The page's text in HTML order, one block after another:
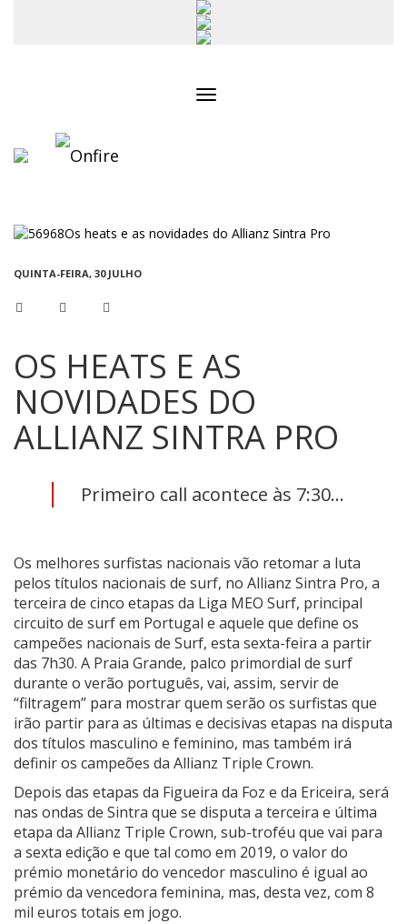
QUINTA-FEIRA, 30 JULHO
OS HEATS E AS
NOVIDADES DO
ALLIANZ SINTRA PRO
Primeiro call acontece às 7:30...
Os melhores surfistas nacionais vão retomar a luta
pelos títulos nacionais de surf, no Allianz Sintra Pro, a
terceira de cinco etapas da Liga MEO Surf, principal
circuito de surf em Portugal e aquele que define os
campeões nacionais de Surf, esta sexta-feira a partir
das 7h30. A Praia Grande, palco primordial de surf
durante o verão português, vai, assim, servir de
“filtragem” para mostrar quem serão os surfistas que
irão partir para as últimas e decisivas etapas na disputa
dos títulos masculino e feminino, mas também irá
definir os campeões da Allianz Triple Crown.
Depois das etapas da Figueira da Foz e da Ericeira, será
nas ondas de Sintra que se disputa a terceira e última
etapa da Allianz Triple Crown, sub-troféu que vai para
a sexta edição e que tal como em 2019, o valor do
prémio monetário do vencedor masculino é igual ao
prémio da vencedora feminina, mas, desta vez, com 8
mil euros totais em jogo.